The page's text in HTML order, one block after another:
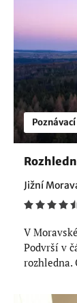
Poznávací
Jižní
V
Podvrší v
rozhledna.